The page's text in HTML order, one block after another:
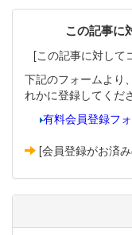
この記事に
[この記事に対して
下記のフォームより
れかに登録してくだ
有料会員登録フ
[会員登録がお済